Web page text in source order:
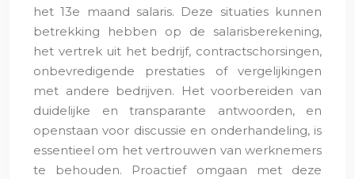
het 13e maand salaris. Deze situaties kunnen
betrekking hebben op de salarisberekening,
het vertrek uit het bedrijf, contractschorsingen,
onbevredigende prestaties of vergelijkingen
met andere bedrijven. Het voorbereiden van
duidelijke en transparante antwoorden, en
openstaan voor discussie en onderhandeling, is
essentieel om het vertrouwen van werknemers
te behouden. Proactief omgaan met deze